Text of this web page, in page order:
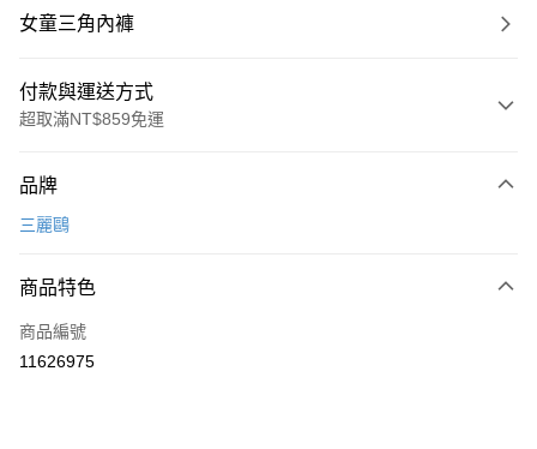
女童三角內褲
付款與運送方式
超取滿NT$859免運
信用卡一次付款
LINE Pay
Apple Pay
品牌
三麗鷗
商品特色
商品編號
11626975